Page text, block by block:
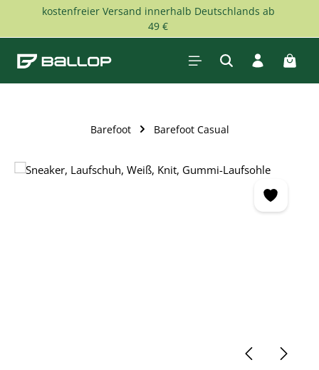
Zum Hauptinhalt springen
kostenfreier Versand innerhalb Deutschlands ab
49 €
Barefoot Barefoot Casual
Bildergalerie überspringen